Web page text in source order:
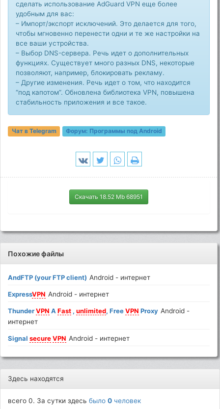
сделать использование AdGuard VPN еще более
удобным для вас:
– Импорт/экспорт исключений. Это делается для того,
чтобы мгновенно перенести одни и те же настройки на
все ваши устройства.
– Выбор DNS-сервера. Речь идет о дополнительных
функциях. Существует много разных DNS, некоторые
позволяют, например, блокировать рекламу.
– Другие изменения. Речь идет о том, что находится
“под капотом”. Обновлена библиотека VPN, повышена
стабильность приложения и все такое.
Чат в Telegram Форум: Программы под Android
Скачать 18.52 Mb 68951
Похожие файлы
AndFTP (your FTP client) Android - интернет
ExpressVPN Android - интернет
ThunderVPN AFast ,unlimited, FreeVPN Proxy Android -
интернет
Signalsecure VPN Android - интернет
Здесь находятся
всего 0. За сутки здесьбыло0 человек